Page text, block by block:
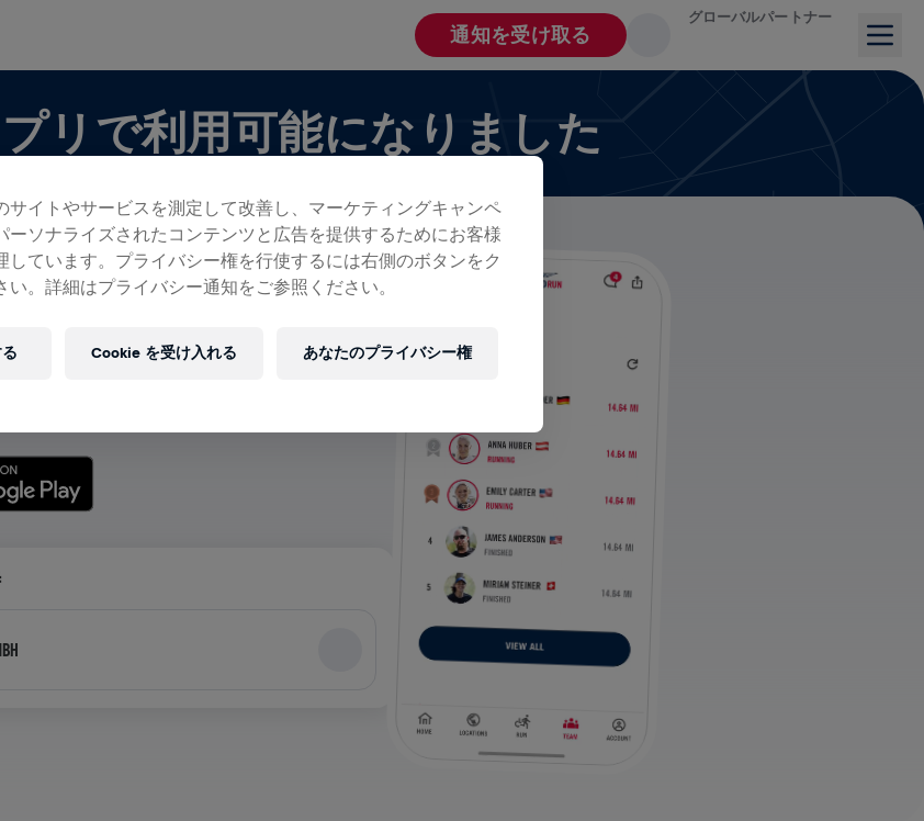
通知を受け取る
グローバルパートナー
リで利用可能になりました
示できます！
を作成しているを問わず、チャットから順
ムのすべてをアプリで楽しみましょう。
サイトやサービスを測定して改善し、マーケティングキャンペ
ーソナライズされたコンテンツと広告を提供するためにお客様
しています。プライバシー権を行使するには右側のボタンをク
い。詳細はプライバシー通知をご参照ください。
あなたのプライバシー権
Cookie を受け入れる